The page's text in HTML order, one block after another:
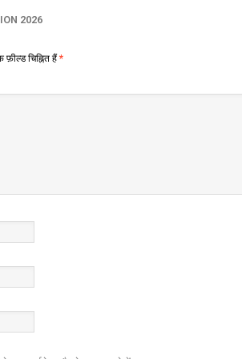
2026
चिह्नित हैं *